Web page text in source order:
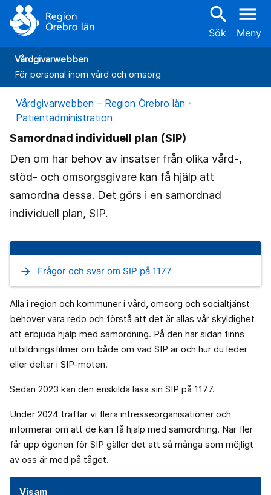
search
Sök
menu
Meny
Vårdgivarwebben
För personal inom vård och omsorg
Vårdgivarwebben – Region Örebro län
Patientadministration
Samordnad individuell plan (SIP)
Den om har behov av insatser från olika vård-,
stöd- och omsorgsgivare kan få hjälp att
samordna dessa. Det görs i en samordnad
individuell plan, SIP.
arrow_forward Frågor och svar om SIP på 1177
Alla i region och kommuner i vård, omsorg och socialtjänst
behöver vara redo och förstå att det är allas vår skyldighet
att erbjuda hjälp med samordning. På den här sidan finns
utbildningsfilmer om både om vad SIP är och hur du leder
eller deltar i SIP-möten.
Sedan 2023 kan den enskilda läsa sin SIP på 1177.
Under 2024 träffar vi flera intresseorganisationer och
informerar om att de kan få hjälp med samordning. När fler
får upp ögonen för SIP gäller det att så många som möjligt
av oss är med på tåget.
Visam